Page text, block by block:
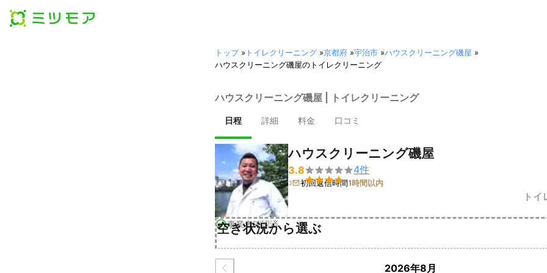
トップ» トイレクリーニング »京都府 »宇治市 »ハウスクリーニング磯屋 »
ハウスクリーニング磯屋のトイレクリーニング
ハウスクリーニング磯屋 | トイレクリーニング
日程 詳細 料金 口コミ
事業者確認済
ハウスクリーニング磯屋
3.8

4件
初回返信時間1時間以内
トイ
空き状況から選ぶ
2026年8月